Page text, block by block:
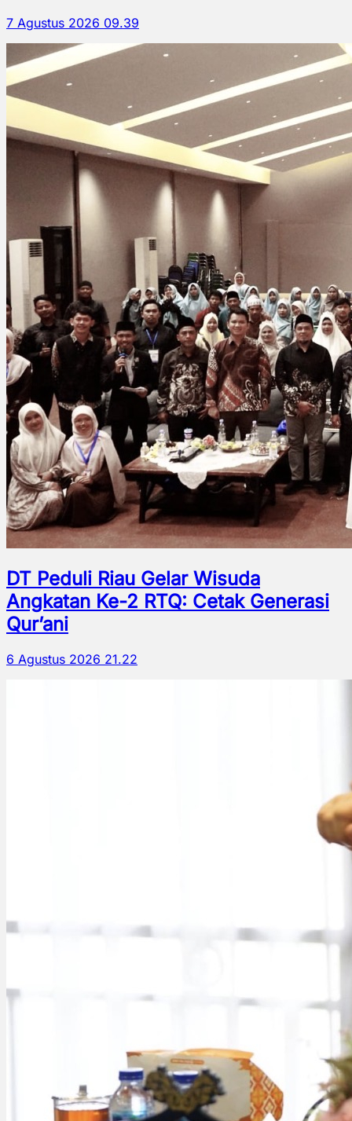
7 Agustus 2026 09.39
DT Peduli Riau Gelar Wisuda
Angkatan Ke-2 RTQ: Cetak Generasi
Qur’ani
6 Agustus 2026 21.22